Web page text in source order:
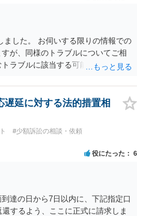
ました。 お伺いする限りの情報での
が、同様のトラブルについてご相
ラブルに該当する可能性があるで
渡しではなく、指定口座への振込
できる可能性もあるでしょう。 い
の警察署に被害相談に行くことを
遅延に対する法的措置相
#少額訴訟の相談・依頼
役にたった 6
達の日から7日以内に、下記指定口
するよう、ここに正式に請求しま